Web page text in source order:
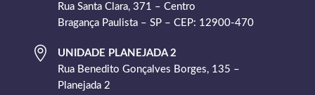
Rua Santa Clara, 371 – Centro
Bragança Paulista – SP – CEP: 12900-470

UNIDADE PLANEJADA 2
Rua Benedito Gonçalves Borges, 135 –
Planejada 2